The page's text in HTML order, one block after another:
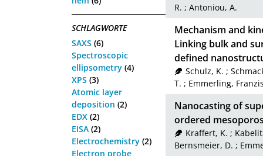
SCHLAGWORTE
SAXS (6)
Spectroscopic
ellipsometry (4)
XPS (3)
Atomic layer
deposition (2)
EDX (2)
EISA (2)
Electrochemistry (2)
Electron probe
R. ; Antoniou, A.
Mechanism and
Linking bulk and
defined
Schulz, K. ;
T. ; Emmerling,
Nanocasting of
ordered
Kraffert, K. ;
Bernsmeier, D. ;